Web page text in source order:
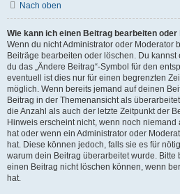
Nach oben
Wie kann ich einen Beitrag bearbeiten oder
Wenn du nicht Administrator oder Moderator
Beiträge bearbeiten oder löschen. Du
du das „Ändere Beitrag“-Symbol für den
eventuell ist dies nur für einen begrenzten
möglich. Wenn bereits jemand auf deinen
Beitrag in der Themenansicht als
die Anzahl als auch der letzte Zeitpunkt der
Hinweis erscheint nicht, wenn noch
hat oder wenn ein Administrator oder
hat. Diese können jedoch, falls sie es für
warum dein Beitrag überarbeitet wurde.
einen Beitrag nicht löschen können, wenn
hat.